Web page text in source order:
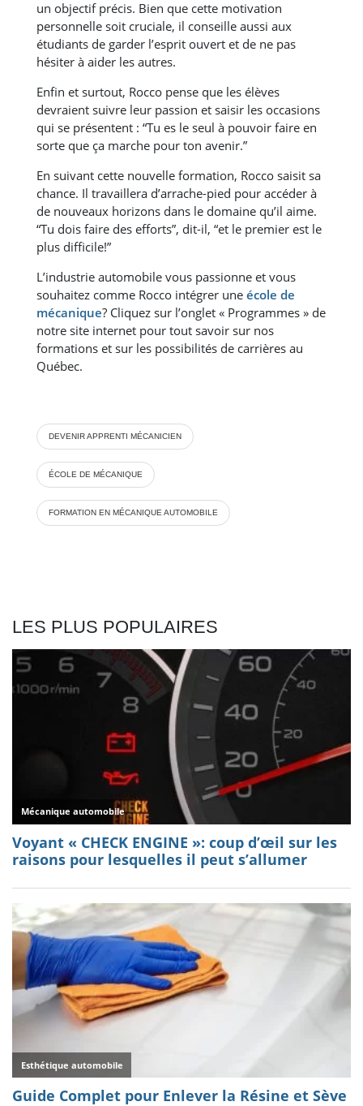
un objectif précis. Bien que cette motivation
personnelle soit cruciale, il conseille aussi aux
étudiants de garder l’esprit ouvert et de ne pas
hésiter à aider les autres.
Enfin et surtout, Rocco pense que les élèves
devraient suivre leur passion et saisir les occasions
qui se présentent : “Tu es le seul à pouvoir faire en
sorte que ça marche pour ton avenir.”
En suivant cette nouvelle formation, Rocco saisit sa
chance. Il travaillera d’arrache-pied pour accéder à
de nouveaux horizons dans le domaine qu’il aime.
“Tu dois faire des efforts”, dit-il, “et le premier est le
plus difficile!”
L’industrie automobile vous passionne et vous
souhaitez comme Rocco intégrer une école de
mécanique? Cliquez sur l’onglet « Programmes » de
notre site internet pour tout savoir sur nos
formations et sur les possibilités de carrières au
Québec.
DEVENIR APPRENTI MÉCANICIEN
ÉCOLE DE MÉCANIQUE
FORMATION EN MÉCANIQUE AUTOMOBILE
LES PLUS POPULAIRES